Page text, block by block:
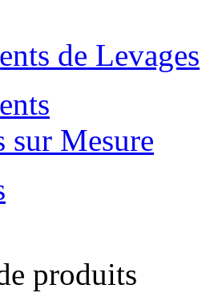
de Levages
sur Mesure
produits